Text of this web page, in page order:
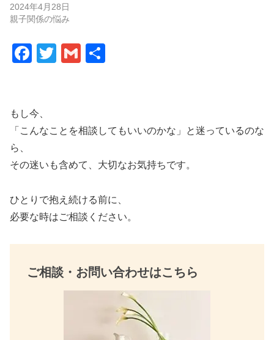
2024年4月28日
親子関係の悩み
F
e
b
o
k
T
G
もし今、
「こんなことを相談してもいいのかな」と迷っているのな
ら、
その迷いも含めて、大切なお気持ちです。
ひとりで抱え続ける前に、
必要な時はご相談ください。
ご相談・お問い合わせはこちら